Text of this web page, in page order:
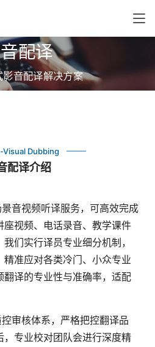
配译
影音配译解决方案
配译介绍
Visual Dubbing
音视频听译服务，可高效完成
座视频、电话录音、教学课件
们实行译员专业细分机制，
准应对各类冷门、小众专业
译的专业性与准确率，适配
审核体系，严格把控翻译品
，专业校对团队会进行深度精